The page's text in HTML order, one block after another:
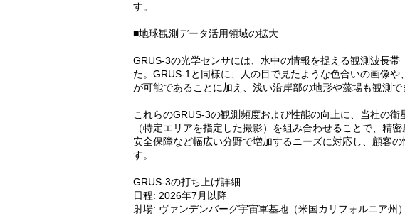
す。
■地球観測データ活用領域の拡大
GRUS-3の光学センサには、水中の情報を捉える観測波長
た。GRUS-1と同様に、人の目で見たような色合いの画像
が可能であることに加え、浅い沿岸部の地形や藻場も観測で
これらのGRUS-3の観測頻度および性能の向上に、当社の
（特定エリアを指定した撮影）を組み合わせることで、精
安全保障など幅広い分野で増加するニーズに対応し、顧客
す。
GRUS-3の打ち上げ詳細
日程: 2026年7月以降
射場: ヴァンデンバーグ宇宙軍基地（米国カリフォルニア州）